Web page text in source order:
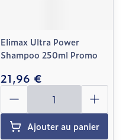
Elimax Ultra Power
Shampoo 250ml Promo
21,96 €
Quantité
Ajouter au panier